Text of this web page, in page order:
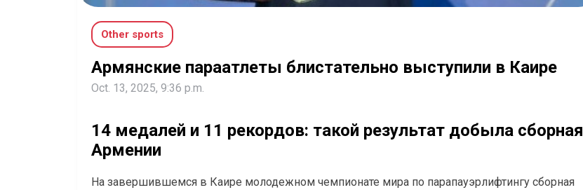
Other sports
Армянские параатлеты блистательно выступили в Каире
Oct. 13, 2025, 9:36 p.m.
14 медалей и 11 рекордов: такой результат добыла сборная
Армении
На завершившемся в Каире молодежном чемпионате мира по парапауэрлифтингу сборная